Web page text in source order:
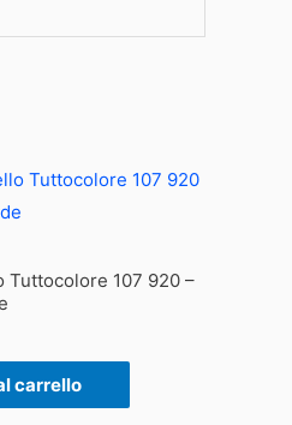
Tuttocolore 107 920 –
carrello